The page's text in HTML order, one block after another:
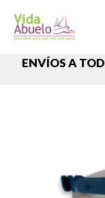
ENVÍOS A